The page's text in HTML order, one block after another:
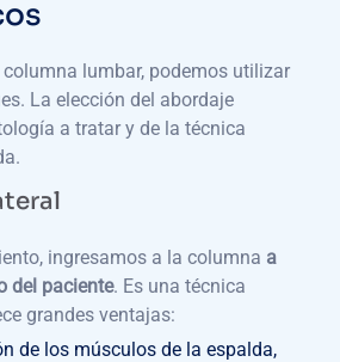
columna lumbar, podemos utilizar
La elección del abordaje
a tratar y de la técnica
ingresamos a la columna a
del paciente. Es una técnica
grandes ventajas:
de los músculos de la espalda,